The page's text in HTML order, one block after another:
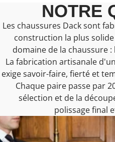
NOTRE
Les chaussures Dack sont
construction la plus
domaine de la chaussure
La fabrication artisanale
exige savoir-faire, fierté et
Chaque paire passe par
sélection et de la
polissage final